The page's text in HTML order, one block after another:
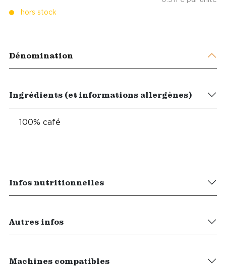
hors stock
Dénomination
Ingrédients (et informations allergènes)
100% café
Infos nutritionnelles
Autres infos
Machines compatibles